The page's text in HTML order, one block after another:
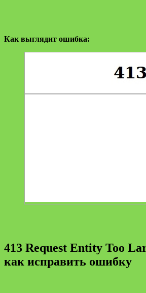
Как выглядит ошибка:
413 Request Entity Too
как исправить ошибку